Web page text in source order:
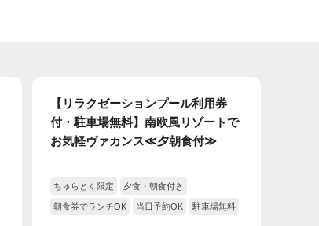
【リラクゼーションプール利用券
付・駐車場無料】南欧風リゾートで
お気軽ヴァカンス≪夕朝食付≫
ちゅらとく限定 夕食・朝食付き
朝食券でランチOK 当日予約OK 駐車場無料